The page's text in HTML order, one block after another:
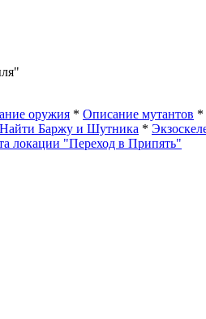
оружия * Описание мутантов *
Найти Баржу и Шутника *
локации "Переход в Припять"